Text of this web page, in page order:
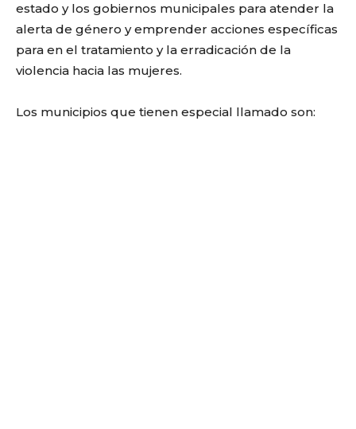
estado y los gobiernos municipales para atender la
alerta de género y emprender acciones específicas
para en el tratamiento y la erradicación de la
violencia hacia las mujeres.
Los municipios que tienen especial llamado son: